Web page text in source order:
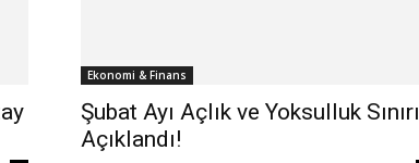
Ekonomi & Finans
Şubat Ayı Açlık ve Yoksulluk Sınırı
Açıklandı!